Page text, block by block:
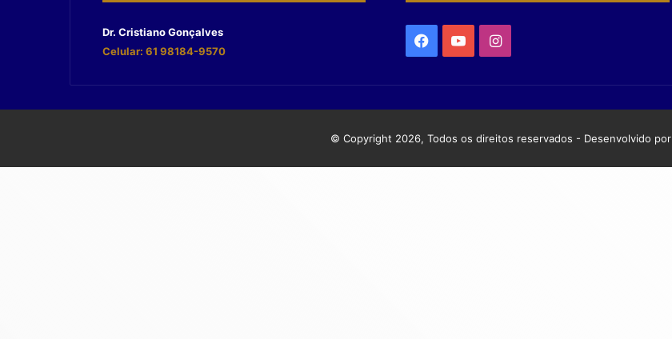
Dr. Cristiano Gonçalves
Celular: 61 98184-9570
© Copyright 2026, Todos os direitos reservados - Desenvolvido por